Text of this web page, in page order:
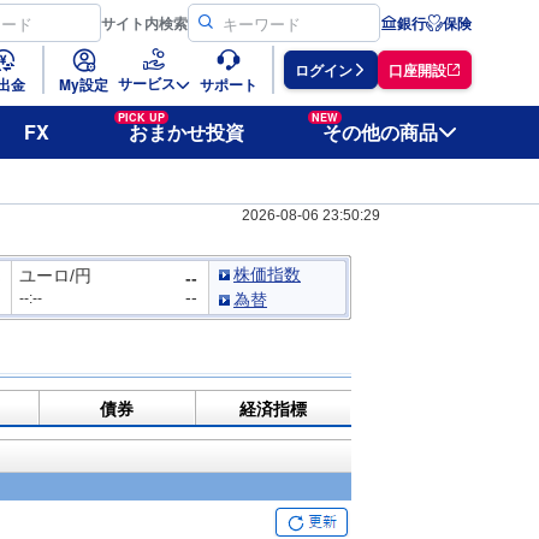
サイト内検索 銀行 保険
金 My設定 サービス サポート
ログイン 口座開設
FX
PICK UP
おまかせ投資
NEW
その他の商品
2026-08-06 23:50:29
ユーロ/円
--:--
--
--
株価指数
為替
債券 経済指標